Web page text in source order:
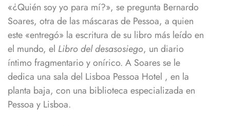
«¿Quién soy yo para mí?», se pregunta Bernardo
Soares, otra de las máscaras de Pessoa, a quien
este «entregó» la escritura de su libro más leído en
el mundo, el Libro del desasosiego, un diario
íntimo fragmentario y onírico. A Soares se le
dedica una sala del Lisboa Pessoa Hotel , en la
planta baja, con una biblioteca especializada en
Pessoa y Lisboa.